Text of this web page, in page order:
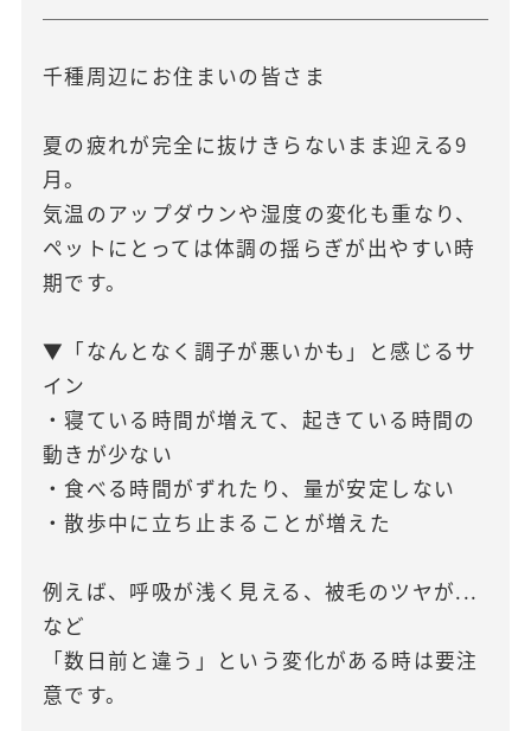
千種周辺にお住まいの皆さま
夏の疲れが完全に抜けきらないまま迎える9
月。
気温のアップダウンや湿度の変化も重なり、
ペットにとっては体調の揺らぎが出やすい時
期です。
▼「なんとなく調子が悪いかも」と感じるサ
イン
・寝ている時間が増えて、起きている時間の
動きが少ない
・食べる時間がずれたり、量が安定しない
・散歩中に立ち止まることが増えた
例えば、呼吸が浅く見える、被毛のツヤが...
など
「数日前と違う」という変化がある時は要注
意です。